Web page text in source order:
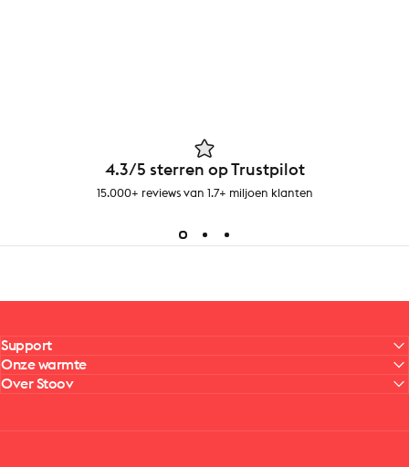
4.3/5 sterren op Trustpilot
15.000+ reviews van 1.7+ miljoen klanten
Support
Onze warmte
Over Stoov